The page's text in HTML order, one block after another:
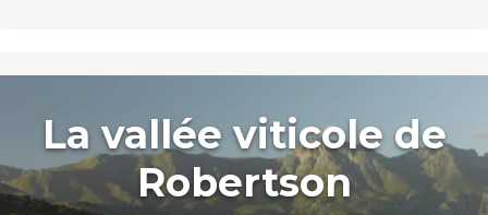
La vallée viticole de
Robertson